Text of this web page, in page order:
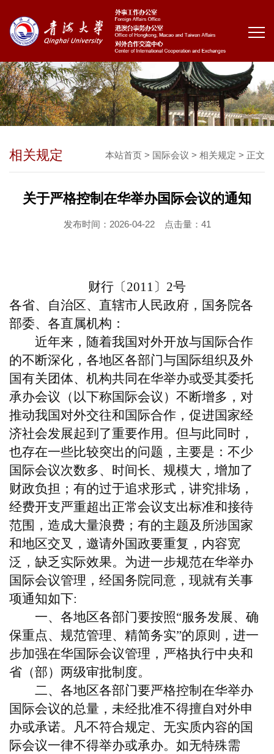
本站首页 > 国际会议 > 相关规定 > 正文
相关规定
关于严格控制在华举办国际会议的通知
发布时间：2026-04-22 点击量： 41
财行〔2011〕2号
各省、自治区、直辖市人民政府，国务院各
部委、各直属机构：
近年来，随着我国对外开放与国际合作
的不断深化，各地区各部门与国际组织及外
国有关团体、机构共同在华举办或受其委托
承办会议（以下称国际会议）不断增多，对
推动我国对外交往和国际合作，促进国家经
济社会发展起到了重要作用。但与此同时，
也存在一些比较突出的问题，主要是：不少
国际会议次数多、时间长、规模大，增加了
财政负担；有的过于追求形式，讲究排场，
经费开支严重超出正常会议支出标准和接待
范围，造成大量浪费；有的主题及所涉国家
和地区交叉，邀请外国政要重复，内容宽
泛，缺乏实际效果。为进一步规范在华举办
国际会议管理，经国务院同意，现就有关事
项通知如下:
一、各地区各部门要按照“服务发展、确
保重点、规范管理、精简务实”的原则，进一
步加强在华国际会议管理，严格执行中央和
省（部）两级审批制度。
二、各地区各部门要严格控制在华举办
国际会议的总量，未经批准不得擅自对外申
办或承诺。凡不符合规定、无实质内容的国
际会议一律不得举办或承办。如无特殊需